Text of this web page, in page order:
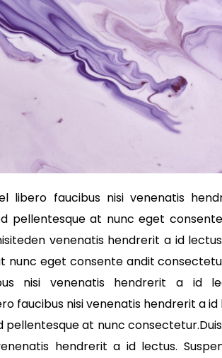
libero faucibus nisi venenatis
pellentesque at nunc eget
venenatis hendrerit a id
nunc eget consente andit
nisi venenatis hendrerit a id
faucibus nisi venenatis hendrerit a id
pellentesque at nunc
hendrerit a id lectus.